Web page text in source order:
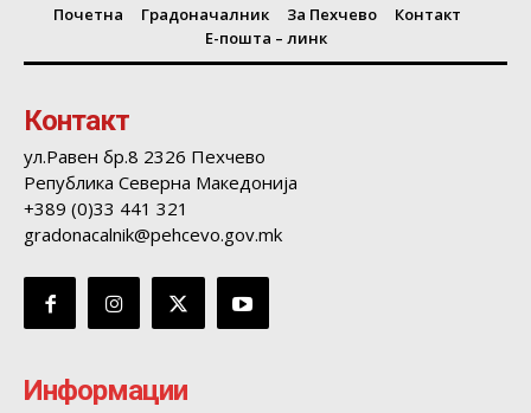
Почетна Градоначалник За Пехчево
Контакт
Е-пошта – линк
Контакт
ул.Равен бр.8 2326 Пехчево
Република Северна Македонија
+389 (0)33 441 321
gradonacalnik@pehcevo.gov.mk
Информации